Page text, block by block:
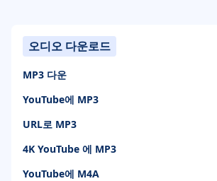
오디오 다운로드
MP3 다운
YouTube에 MP3
URL로 MP3
4K YouTube 에 MP3
YouTube에 M4A